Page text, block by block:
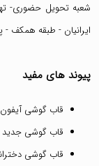
شعبه تحویل حضوری-
ایرانیان - طبقه همکف -
پیوند های مفید
قاب گوشی آیفون
قاب گوشی
قاب گوشی